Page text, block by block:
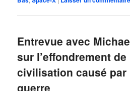
Entrevue avec
sur l’effondrement de
civilisation causé par
guerre